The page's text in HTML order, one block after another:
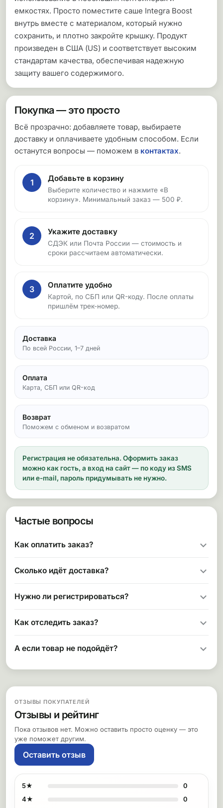
емкостях. Просто поместите саше Integra Boost
внутрь вместе с материалом, который нужно
сохранить, и плотно закройте крышку. Продукт
произведен в США (US) и соответствует высоким
стандартам качества, обеспечивая надежную
защиту вашего содержимого.
Покупка — это просто
Всё прозрачно: добавляете товар, выбираете
доставку и оплачиваете удобным способом. Если
останутся вопросы — поможем в контактах.
1 Добавьте в корзину
Выберите количество и нажмите «В
корзину». Минимальный заказ — 500 ₽.
2 Укажите доставку
СДЭК или Почта России — стоимость и
сроки рассчитаем автоматически.
3 Оплатите удобно
Картой, по СБП или QR-коду. После оплаты
пришлём трек-номер.
Доставка
По всей России, 1–7 дней
Оплата
Карта, СБП или QR-код
Возврат
Поможем с обменом и возвратом
Регистрация не обязательна. Оформить заказ
можно как гость, а вход на сайт — по коду из SMS
или e-mail, пароль придумывать не нужно.
Частые вопросы
Как оплатить заказ?
Сколько идёт доставка?
Нужно ли регистрироваться?
Как отследить заказ?
А если товар не подойдёт?
ОТЗЫВЫ ПОКУПАТЕЛЕЙ
Отзывы и рейтинг
Пока отзывов нет. Можно оставить просто оценку — это
уже поможет другим.
Оставить отзыв
5★
0
4★
0